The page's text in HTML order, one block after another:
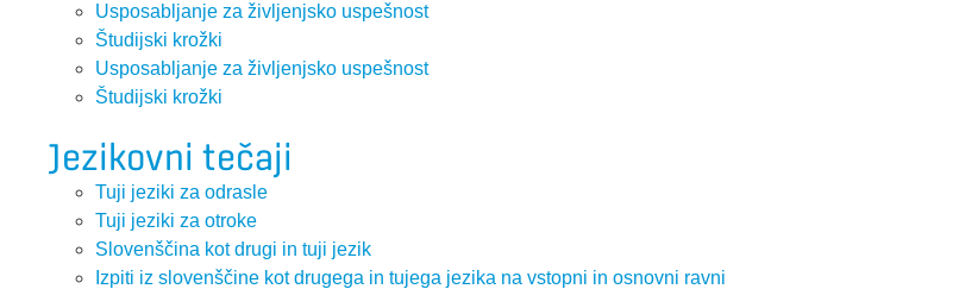
Usposabljanje za življenjsko uspešnost
Študijski krožki
Usposabljanje za življenjsko uspešnost
Študijski krožki
Jezikovni tečaji
Tuji jeziki za odrasle
Tuji jeziki za otroke
Slovenščina kot drugi in tuji jezik
Izpiti iz slovenščine kot drugega in tujega jezika na vstopni in osnovni ravni